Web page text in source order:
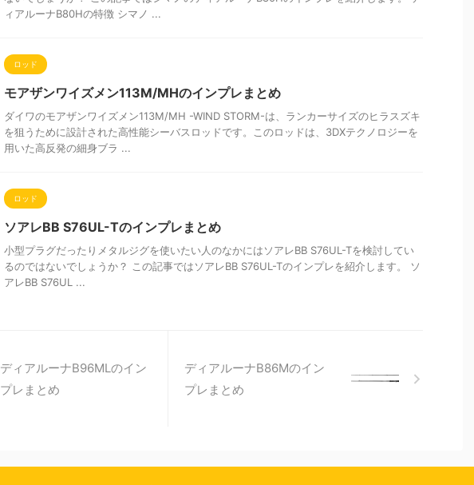
ィアルーナB80Hの特徴 シマノ ...
ロッド
モアザンワイズメン113M/MHのインプレまとめ
ダイワのモアザンワイズメン113M/MH -WIND STORM-は、ランカーサイズのヒラスズキ
を狙うために設計された高性能シーバスロッドです。このロッドは、3DXテクノロジーを
用いた高反発の細身ブラ ...
ロッド
ソアレBB S76UL-Tのインプレまとめ
小型プラグだったりメタルジグを使いたい人のなかにはソアレBB S76UL-Tを検討してい
るのではないでしょうか？ この記事ではソアレBB S76UL-Tのインプレを紹介します。 ソ
アレBB S76UL ...
ディアルーナB96MLのイン
プレまとめ
ディアルーナB86Mのイン
プレまとめ